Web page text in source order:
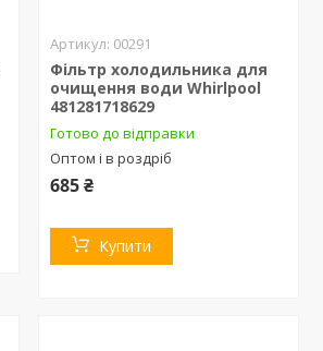
00291
Фільтр холодильника для
очищення води Whirlpool
481281718629
Готово до відправки
Оптом і в роздріб
685 ₴
Купити